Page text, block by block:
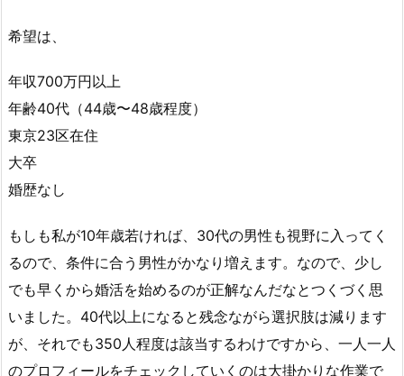
希望は、
年収700万円以上
年齢40代（44歳〜48歳程度）
東京23区在住
大卒
婚歴なし
もしも私が10年歳若ければ、30代の男性も視野に入ってく
るので、条件に合う男性がかなり増えます。なので、少し
でも早くから婚活を始めるのが正解なんだなとつくづく思
いました。40代以上になると残念ながら選択肢は減ります
が、それでも350人程度は該当するわけですから、一人一人
のプロフィールをチェックしていくのは大掛かりな作業で